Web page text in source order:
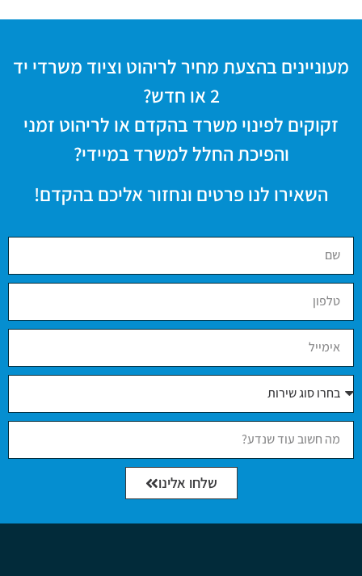
מעוניינים בהצעת מחיר לריהוט וציוד משרדי יד
2 או חדש?
זקוקים לפינוי משרד בהקדם או לריהוט זמני
והפיכת החלל למשרד במיידי?
השאירו לנו פרטים ונחזור אליכם בהקדם!
שלחו אלינו